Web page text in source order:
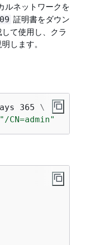
ルネットワークを
証明書をダウン
て使用し、クラ
します。
365 \
"/CN=admin"